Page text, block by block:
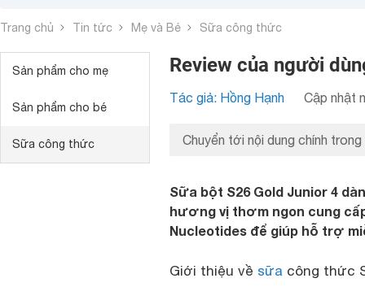
Trang chủ Tin tức Mẹ và Bé Sữa công thức
Sản phẩm cho mẹ
Sản phẩm cho bé
Sữa công thức
Review của người
Tác giả: Hồng Hạnh Cập nhật
Chuyển tới nội dung chính trong
Sữa bột S26 Gold Junior 4
hương vị thơm ngon cung
Nucleotides để giúp hỗ trợ
Giới thiệu về sữa công thức